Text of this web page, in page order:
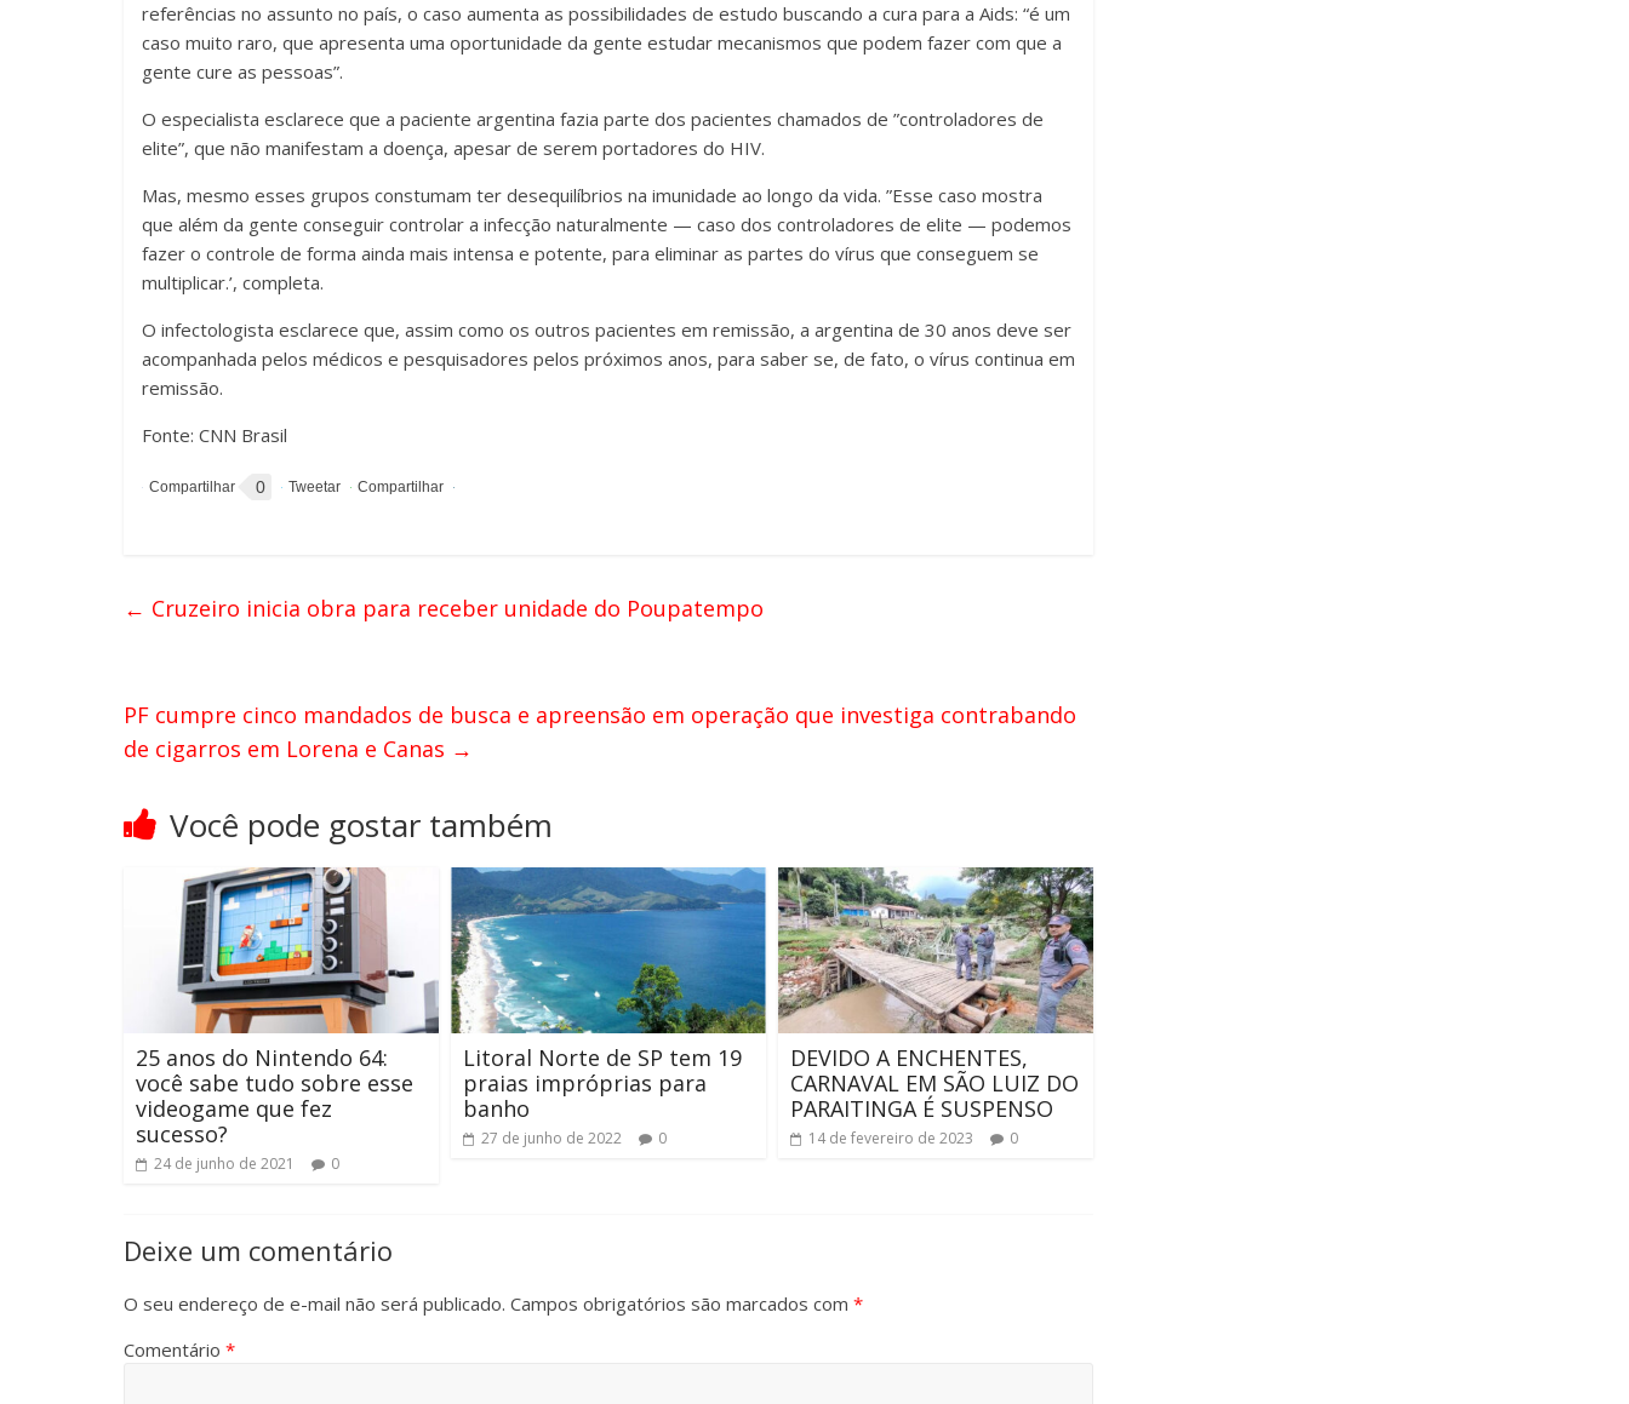
referências no assunto no país, o caso aumenta as possibilidades de estudo buscando a cura para a Aids: “é um
caso muito raro, que apresenta uma oportunidade da gente estudar mecanismos que podem fazer com que a
gente cure as pessoas”.
O especialista esclarece que a paciente argentina fazia parte dos pacientes chamados de ”controladores de
elite”, que não manifestam a doença, apesar de serem portadores do HIV.
Mas, mesmo esses grupos constumam ter desequilíbrios na imunidade ao longo da vida. ”Esse caso mostra
que além da gente conseguir controlar a infecção naturalmente — caso dos controladores de elite — podemos
fazer o controle de forma ainda mais intensa e potente, para eliminar as partes do vírus que conseguem se
multiplicar.’, completa.
O infectologista esclarece que, assim como os outros pacientes em remissão, a argentina de 30 anos deve ser
acompanhada pelos médicos e pesquisadores pelos próximos anos, para saber se, de fato, o vírus continua em
remissão.
Fonte: CNN Brasil
0
← Cruzeiro inicia obra para receber unidade do Poupatempo
PF cumpre cinco mandados de busca e apreensão em operação que investiga contrabando
de cigarros em Lorena e Canas →
Você pode gostar também
25 anos do Nintendo 64:
você sabe tudo sobre esse
videogame que fez
sucesso?
24 de junho de 2021 0
Litoral Norte de SP tem 19
praias impróprias para
banho
27 de junho de 2022 0
DEVIDO A ENCHENTES,
CARNAVAL EM SÃO LUIZ DO
PARAITINGA É SUSPENSO
14 de fevereiro de 2023 0
Deixe um comentário
O seu endereço de e-mail não será publicado. Campos obrigatórios são marcados com *
Comentário *